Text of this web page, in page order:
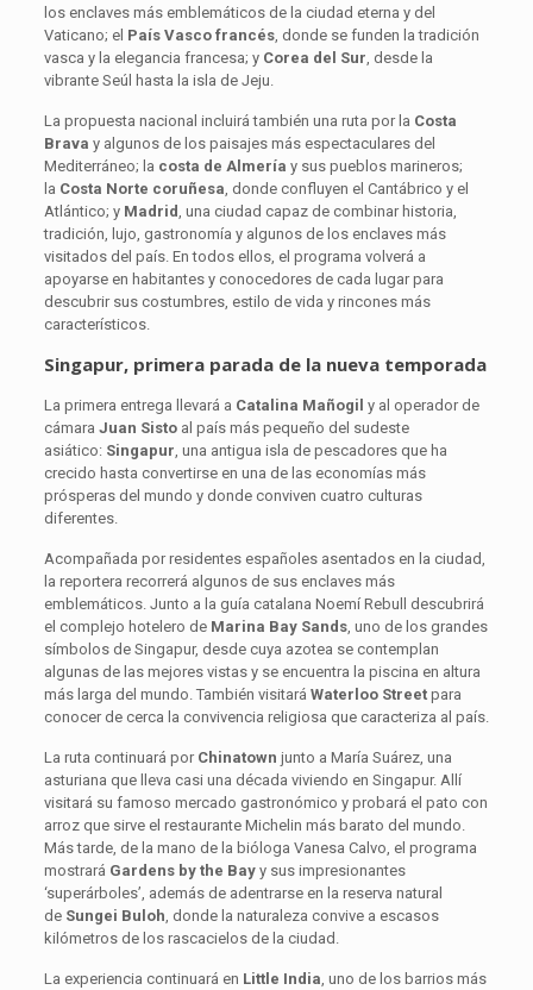
los enclaves más emblemáticos de la ciudad eterna y del
Vaticano; el País Vasco francés, donde se funden la tradición
vasca y la elegancia francesa; y Corea del Sur , desde la
vibrante Seúl hasta la isla de Jeju.
La propuesta nacional incluirá también una ruta por la Costa
Brava y algunos de los paisajes más espectaculares del
Mediterráneo; la costa de Almería y sus pueblos marineros;
la Costa Norte coruñesa , donde confluyen el Cantábrico y el
Atlántico; y Madrid , una ciudad capaz de combinar historia,
tradición, lujo, gastronomía y algunos de los enclaves más
visitados del país. En todos ellos, el programa volverá a
apoyarse en habitantes y conocedores de cada lugar para
descubrir sus costumbres, estilo de vida y rincones más
característicos.
Singapur, primera parada de la nueva temporada
La primera entrega llevará a Catalina Mañogil y al operador de
cámara Juan Sistoal país más pequeño del sudeste
asiático: Singapur , una antigua isla de pescadores que ha
crecido hasta convertirse en una de las economías más
prósperas del mundo y donde conviven cuatro culturas
diferentes.
Acompañada por residentes españoles asentados en la ciudad,
la reportera recorrerá algunos de sus enclaves más
emblemáticos. Junto a la guía catalana Noemí Rebull descubrirá
el complejo hotelero de Marina Bay Sands, uno de los grandes
símbolos de Singapur, desde cuya azotea se contemplan
algunas de las mejores vistas y se encuentra la piscina en altura
más larga del mundo. También visitará Waterloo Streetpara
conocer de cerca la convivencia religiosa que caracteriza al país.
La ruta continuará por Chinatown junto a María Suárez, una
asturiana que lleva casi una década viviendo en Singapur. Allí
visitará su famoso mercado gastronómico y probará el pato con
arroz que sirve el restaurante Michelin más barato del mundo.
Más tarde, de la mano de la bióloga Vanesa Calvo, el programa
mostrará Gardens by the Bayy sus impresionantes
‘superárboles’, además de adentrarse en la reserva natural
de Sungei Buloh , donde la naturaleza convive a escasos
kilómetros de los rascacielos de la ciudad.
La experiencia continuará en Little India , uno de los barrios más